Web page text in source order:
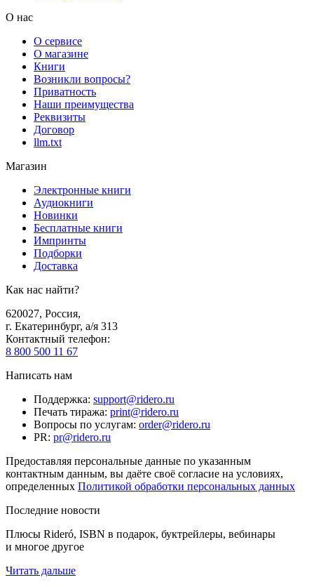
О нас
О сервисе
О магазине
Книги
Возникли вопросы?
Приватность
Наши преимущества
Реквизиты
Договор
llm.txt
Магазин
Электронные книги
Аудиокниги
Новинки
Бесплатные книги
Импринты
Подборки
Доставка
Как нас найти?
620027, Россия,
г. Екатеринбург, а/я 313
Контактный телефон:
8 800 500 11 67
Написать нам
Поддержка: support@ridero.ru
Печать тиража: print@ridero.ru
Вопросы по услугам: order@ridero.ru
PR: pr@ridero.ru
Предоставляя персональные данные по указанным
контактным данным, вы даёте своё согласие на условиях,
определенных Политикой обработки персональных данных
Последние новости
Плюсы Rideró, ISBN в подарок, буктрейлеры, вебинары
и многое другое
Читать дальше